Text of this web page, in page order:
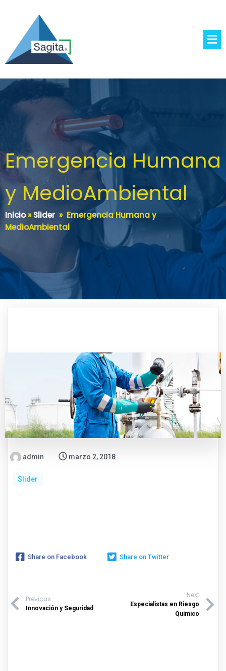
Emergencia Humana
y MedioAmbiental
Inicio»Slider » Emergencia Humana y
MedioAmbiental
admin marzo 2, 2018
Slider
Share on Facebook Share on Twitter
Previous
Innovación y Seguridad
Next
Especialistas en Riesgo
Químico